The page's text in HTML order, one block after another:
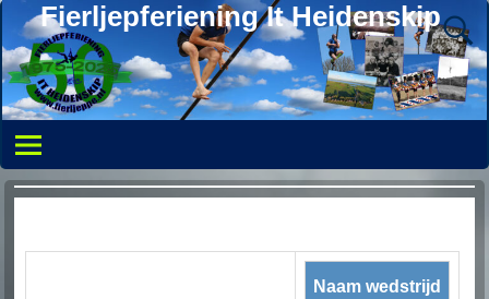
Fierljepferiening It Heidenskip
Naam wedstrijd